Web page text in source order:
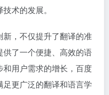
术的发展。
，不仅提升了翻译的准
了一个便捷、高效的语
用户需求的增长，百度
更广泛的翻译和语言学